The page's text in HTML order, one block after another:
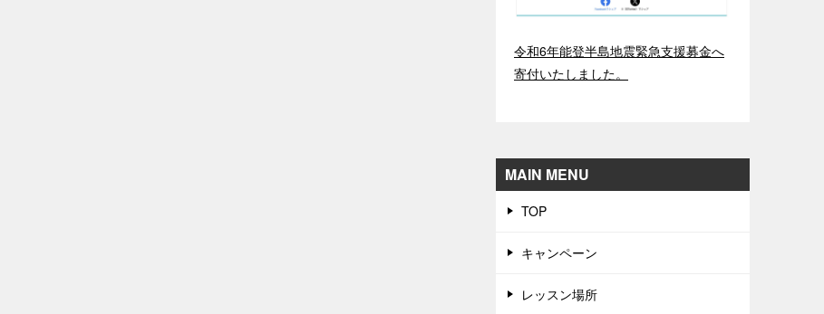
令和6年能登半島地震緊急支援募金へ
寄付いたしました。
MAIN MENU
TOP
キャンペーン
レッスン場所